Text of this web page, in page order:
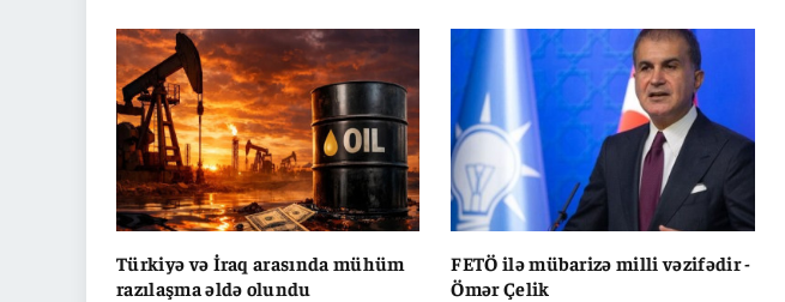
Türkiyə və İraq arasında mühüm
razılaşma əldə olundu
FETÖ ilə mübarizə milli vəzifədir -
Ömər Çelik